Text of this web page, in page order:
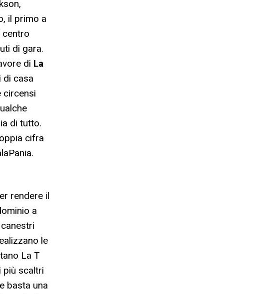
il primo a
centro
di gara.
di La
di casa
circensi
di tutto.
cifra
rendere il
a
le
La T
più scaltri
basta una